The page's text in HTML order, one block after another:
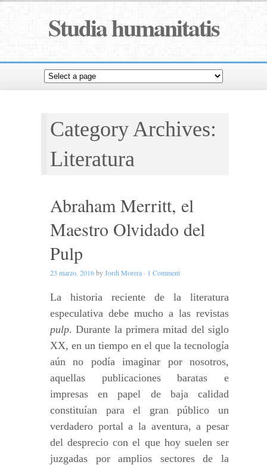
Studia humanitatis
Category Archives:
Literatura
Abraham Merritt, el
Maestro Olvidado del
Pulp
23 marzo, 2016byJordi Morera · 1 Comment
La historia reciente de la literatura
especulativa debe mucho a las revistas
pulp. Durante la primera mitad del siglo
XX, en un tiempo en el que la tecnología
aún no podía imaginar por nosotros,
aquellas publicaciones baratas e
impresas en papel de baja calidad
constituían para el gran público un
verdadero portal a la aventura, a pesar
del desprecio con el que hoy suelen ser
juzgadas por amplios sectores de la